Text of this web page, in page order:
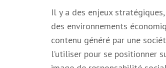
Il y a des enjeux
des environnements
contenu généré par une
l’utiliser pour se positionner